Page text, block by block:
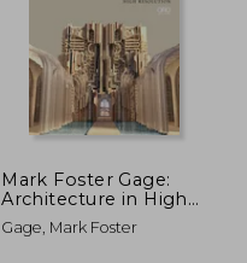
Mark Foster Gage:
Architecture in High
Resolution (en Inglés)
Gage, Mark Foster